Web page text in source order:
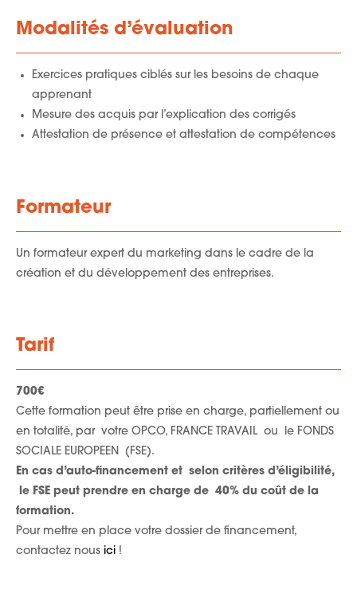
Modalités d’évaluation
Exercices pratiques ciblés sur les besoins de chaque
apprenant
Mesure des acquis par l’explication des corrigés
Attestation de présence et attestation de compétences
Formateur
Un formateur expert du marketing dans le cadre de la
création et du développement des entreprises.
Tarif
700€
Cette formation peut être prise en charge, partiellement ou
en totalité, par votre OPCO, FRANCE TRAVAIL ou le FONDS
SOCIALE EUROPEEN (FSE).
En cas d’auto-financement et selon critères d’éligibilité,
le FSE peut prendre en charge de 40% du coût de la
formation.
Pour mettre en place votre dossier de financement,
contactez nous ici !